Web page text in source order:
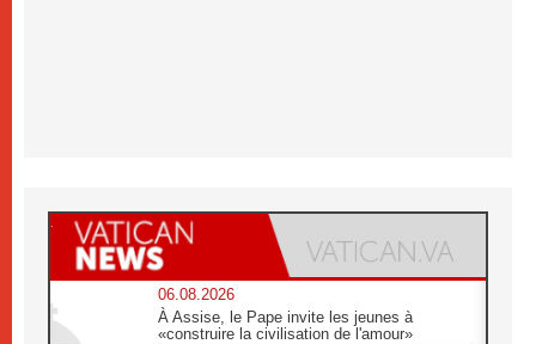
06.08.2026
À Assise, le Pape invite les jeunes à
«construire la civilisation de l'amour»